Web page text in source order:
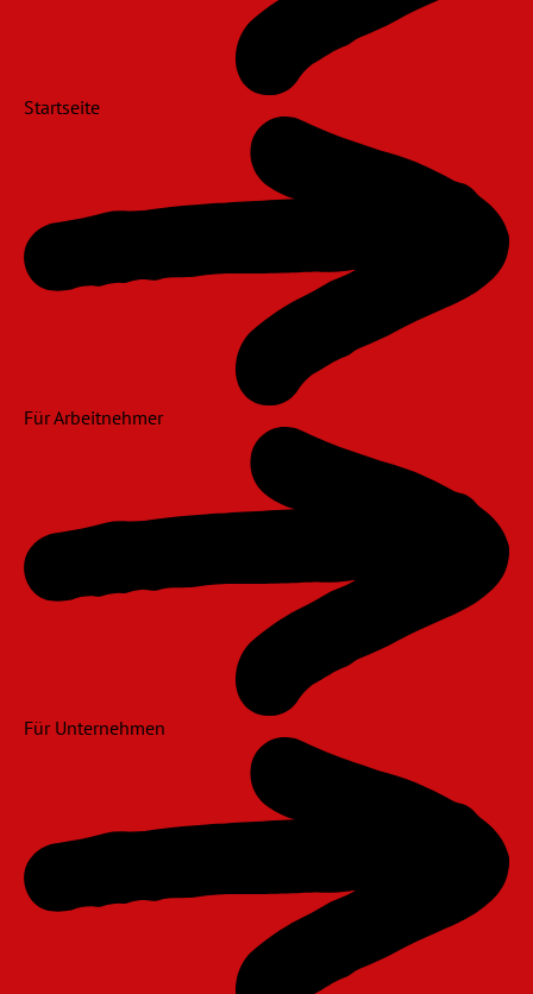
Startseite
Für Arbeitnehmer
Für Unternehmen